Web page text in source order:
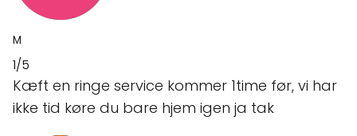
M
1/5
Kæft en ringe service kommer 1time før, vi har
ikke tid køre du bare hjem igen ja tak